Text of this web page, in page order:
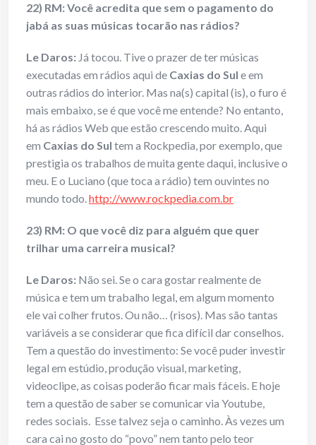
22) RM: Você acredita que sem o pagamento do
jabá as suas músicas tocarão nas rádios?
Le Daros: Já tocou. Tive o prazer de ter músicas
executadas em rádios aqui de Caxias do Sul e em
outras rádios do interior. Mas na(s) capital (is), o furo é
mais embaixo, se é que você me entende? No entanto,
há as rádios Web que estão crescendo muito. Aqui
em Caxias do Sul tem a Rockpedia, por exemplo, que
prestigia os trabalhos de muita gente daqui, inclusive o
meu. E o Luciano (que toca a rádio) tem ouvintes no
mundo todo.http://www.rockpedia.com.br
23) RM: O que você diz para alguém que quer
trilhar uma carreira musical?
Le Daros: Não sei. Se o cara gostar realmente de
música e tem um trabalho legal, em algum momento
ele vai colher frutos. Ou não… (risos). Mas são tantas
variáveis a se considerar que fica difícil dar conselhos.
Tem a questão do investimento: Se você puder investir
legal em estúdio, produção visual, marketing,
videoclipe, as coisas poderão ficar mais fáceis. E hoje
tem a questão de saber se comunicar via Youtube,
redes sociais. Esse talvez seja o caminho. Às vezes um
cara cai no gosto do “povo” nem tanto pelo teor